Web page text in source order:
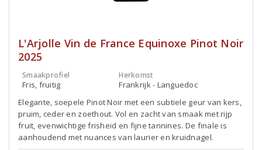
L'Arjolle Vin de France Equinoxe Pinot Noir
2025
Smaakprofiel
Fris, fruitig
Herkomst
Frankrijk - Languedoc
Elegante, soepele Pinot Noir met een subtiele geur van kers,
pruim, ceder en zoethout. Vol en zacht van smaak met rijp
fruit, evenwichtige frisheid en fijne tannines. De finale is
aanhoudend met nuances van laurier en kruidnagel.